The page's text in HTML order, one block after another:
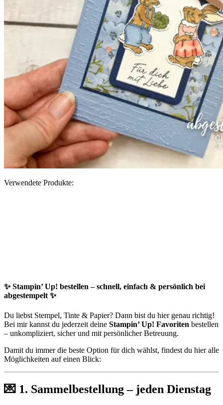
Verwendete Produkte:
✨Stampin’ Up! bestellen – schnell, einfach & persönlich bei
abgestempelt ✨
Du liebst Stempel, Tinte & Papier? Dann bist du hier genau richtig!
Bei mir kannst du jederzeit deine Stampin’ Up! Favoriten bestellen
– unkompliziert, sicher und mit persönlicher Betreuung.
Damit du immer die beste Option für dich wählst, findest du hier alle
Möglichkeiten auf einen Blick:
💌 1. Sammelbestellung – jeden Dienstag